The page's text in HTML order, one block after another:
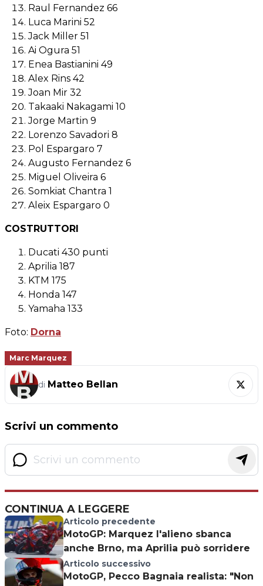
Raul Fernandez 66
Luca Marini 52
Jack Miller 51
Ai Ogura 51
Enea Bastianini 49
Alex Rins 42
Joan Mir 32
Takaaki Nakagami 10
Jorge Martin 9
Lorenzo Savadori 8
Pol Espargaro 7
Augusto Fernandez 6
Miguel Oliveira 6
Somkiat Chantra 1
Aleix Espargaro 0
COSTRUTTORI
Ducati 430 punti
Aprilia 187
KTM 175
Honda 147
Yamaha 133
Foto: Dorna
Marc Marquez
di Matteo Bellan
Scrivi un commento
CONTINUA A LEGGERE
Articolo precedente
MotoGP: Marquez l'alieno sbanca
anche Brno, ma Aprilia può sorridere
Articolo successivo
MotoGP, Pecco Bagnaia realista: "Non